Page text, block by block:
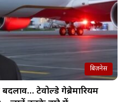
बिज़नेस
बदलाव… टेवोल्डे गेब्रेमारियम